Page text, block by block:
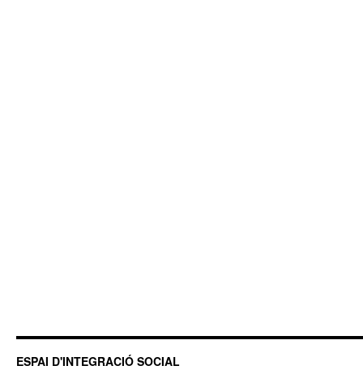
ESPAI D'INTEGRACIÓ SOCIAL